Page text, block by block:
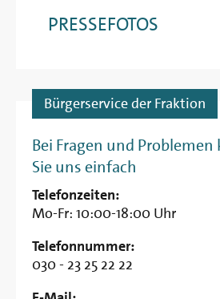
PRESSEFOTOS
Bürgerservice der Fraktion
Bei Fragen und
Sie uns einfach
Telefonzeiten:
Mo-Fr: 10:00-18:00 Uhr
Telefonnummer:
030 - 23 25 22 22